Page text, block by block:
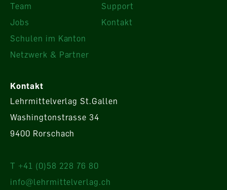
Team
Jobs
Schulen im Kanton
Netzwerk & Partner
Support
Kontakt
Kontakt
Lehrmittelverlag St.Gallen
Washingtonstrasse 34
9400 Rorschach
T +41 (0)58 228 76 80
info@lehrmittelverlag.ch